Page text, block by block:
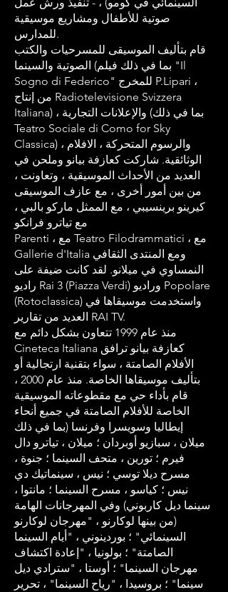
صوتية للأطفال ومشاريع موسيقية
للمدارس.
قام بتأليف الموسيقى للمسرحيات والكتب
الصوتية والسينما (بما في ذلك فيلم "Il
Sogno di Federico" للمخرج P.Lipari ،
من إنتاج Radiotelevisione Svizzera
Italiana) ، والإعلانات التجارية (بما في ذلك
Teatro Sociale di Como for Sky
Classica) ، والرسوم المتحركة ، الافلام
الوثائقية. شاركت كعازفة بيانو وملحن في
العديد من الأحداث الموسيقية ، وتعاونت ،
من بين أمور أخرى ، مع عازف الموسيقى
كيرينو برينسيبي ، مع الممثل ماركو بالبي ،
مع تياترو فرانكو
Parenti ، مع Teatro Filodrammatici ، مع
Gallerie d'Italia ومع المنتدى الثقافي
النمساوي في ميلانو. لقد كانت ضيفة على
راديو Rai 3 (Piazza Verdi) وراديو Popolare
(Rotoclassica) واستخدمت موسيقاها في
العديد من تقارير RAI TV.
منذ عام 1999 تتعاون بشكل دائم مع
Cineteca Italiana كعازفة بيانو ترافق
الأفلام الصامتة ، سواء بتقنية ارتجالية أو
بتأليف موسيقاها الخاصة. منذ عام 2000 ،
قام بأداء حي مع مقطوعاته الموسيقية
الخاصة للأفلام الصامتة في جميع أنحاء
إيطاليا وسويسرا وفرنسا (بما في ذلك
ميلان ، سبازيو أوبردان ؛ ميلان ، تياترو دال
فيرم ؛ تورين ، متحف السينما ؛ جنوة ،
مسرح ديلا توسي ؛ نيس ، سينماتيك دي
نيس ؛ كياسو ، مسرح السينما ؛ مانتوا ،
سينما ديل كاربوني) وفي المهرجانات الهامة
(من بينها لوكارنو ، "مهرجان لوكارنو
السينمائي" ؛ بوردينوني ، "أيام السينما
الصامتة" ؛ بولونيا ، "إعادة اكتشاف
مهرجان السينما" ؛ أوستا ، "سترادي ديل
سينما" ؛ بروسيدا ، "رياح السينما" ، تحرير